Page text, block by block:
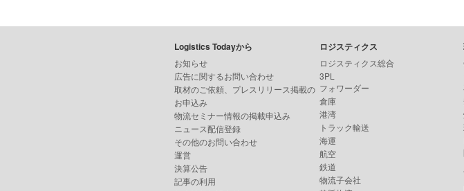
Logistics Todayから
お知らせ
広告に関するお問い合わせ
取材のご依頼、プレスリリース掲載の
お申込み
物流セミナー情報の掲載申込み
ニュース配信登録
その他のお問い合わせ
運営
決算公告
記事の利用
ロジスティクス
ロジスティクス総合
3PL
フォワーダー
倉庫
港湾
トラック輸送
海運
航空
鉄道
物流子会社